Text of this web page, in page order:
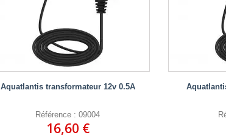
Aquatlantis transformateur 12v 0.5A
Référence : 09004
16,60 €